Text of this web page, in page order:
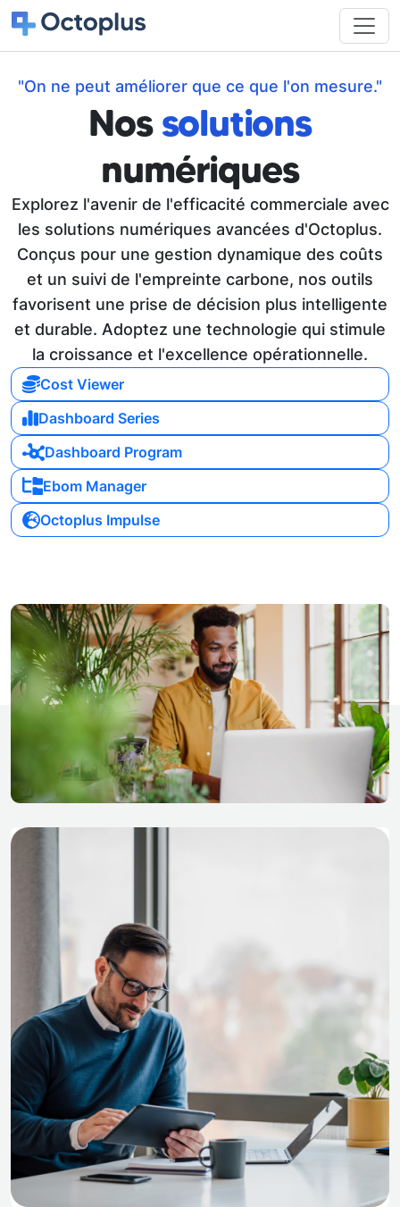
"On ne peut améliorer que ce que l'on mesure."
Nossolutions
numériques
Explorez l'avenir de l'efficacité commerciale avec
les solutions numériques avancées d'Octoplus.
Conçus pour une gestion dynamique des coûts
et un suivi de l'empreinte carbone, nos outils
favorisent une prise de décision plus intelligente
et durable. Adoptez une technologie qui stimule
la croissance et l'excellence opérationnelle.
Cost Viewer
Dashboard Series
Dashboard Program
Ebom Manager
Octoplus Impulse